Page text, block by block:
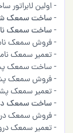
- اولین
-ساخت سمعک
-ساخت سمعک
- فروش سمعک
- تعمیر سمعک
- ساخت سمعک
- فروش سمعک
- تعمیر سمعک
-ساخت سمعک
- فروش سمعک
- تعمیر سمعک